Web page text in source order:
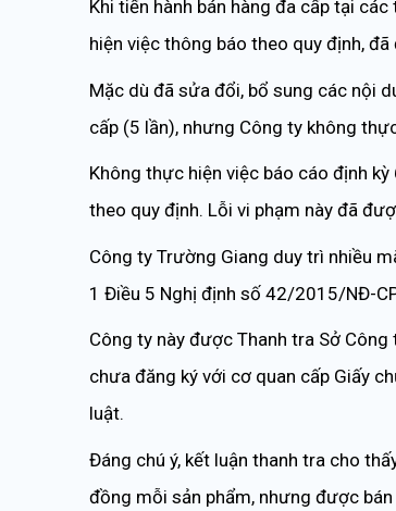
Khi tiến hành bán hàng đa cấp tại
hiện việc thông báo theo quy định,
Mặc dù đã sửa đổi, bổ sung các nội
cấp (5 lần), nhưng Công ty không
Không thực hiện việc báo cáo định
theo quy định. Lỗi vi phạm này đã
Công ty Trường Giang duy trì nhiều
1 Điều 5 Nghị định số 42/2015/NĐ-
Công ty này được Thanh tra Sở
chưa đăng ký với cơ quan cấp Giấy
luật.
Đáng chú ý, kết luận thanh tra cho
đồng mỗi sản phẩm, nhưng được